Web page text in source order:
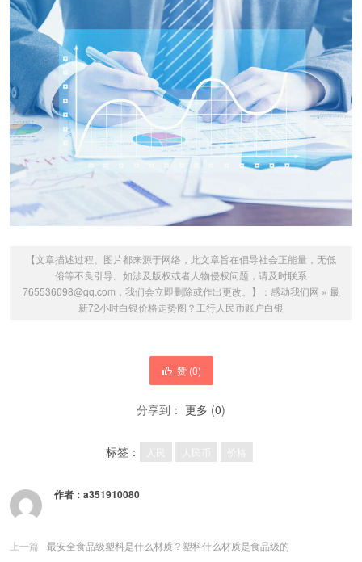
【文章描述过程、图片都来源于网络，此文章旨在倡导社会正能量，无低
俗等不良引导。如涉及版权或者人物侵权问题，请及时联系
765536098@qq.com，我们会立即删除或作出更改。】： 感动我们网 » 最
新72小时白银价格走势图？工行人民币账户白银
赞 (0)
分享到： 更多 (0)
标签： 人民 人民币 价格
作者： a351910080
上一篇
最安全食品级塑料是什么材质？塑料什么材质是食品级的